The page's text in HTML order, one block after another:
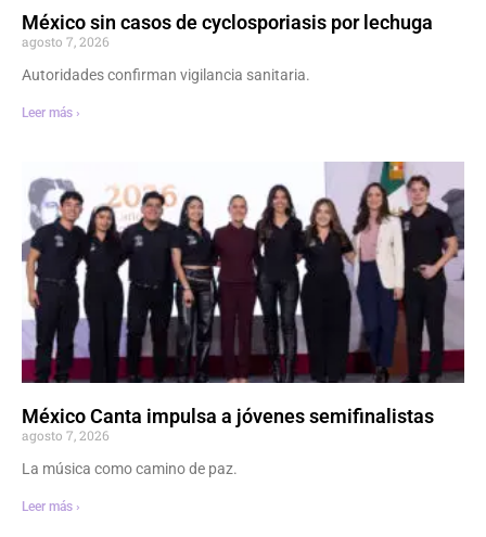
México sin casos de cyclosporiasis por lechuga
agosto 7, 2026
Autoridades confirman vigilancia sanitaria.
Leer más ›
México Canta impulsa a jóvenes semifinalistas
agosto 7, 2026
La música como camino de paz.
Leer más ›